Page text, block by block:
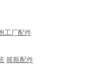
工厂配件
摇瓶配件